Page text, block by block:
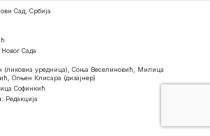
Сад, Србија
Сада
(ликовна уредница), Соња Веселиновић, Милица
Огњен Клисара (дизајнер)
Софинкић
Редакција